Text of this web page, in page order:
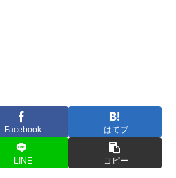
Facebook はてブ
LINE コピー